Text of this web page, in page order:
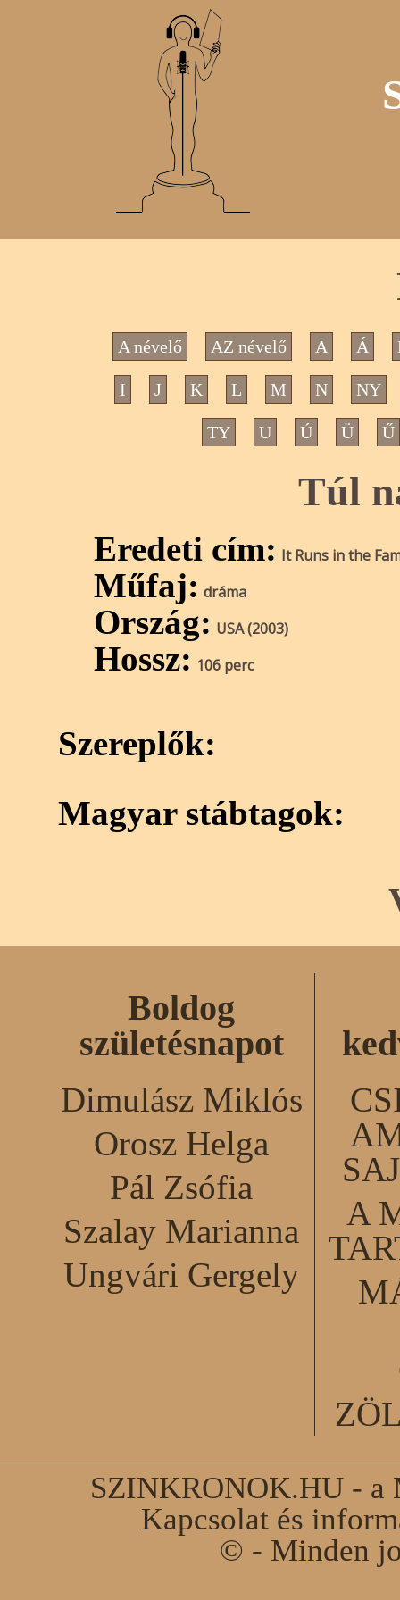
A névelő AZ névelő A Á
I J K L M N NY
TY U Ú Ü Ű
Túl
Eredeti cím: It Runs in the
Műfaj: dráma
Ország: USA (2003)
Hossz: 106 perc
Szereplők:
Magyar stábtagok:
Boldog
születésnapot
Dimulász Miklós
Orosz Helga
Pál Zsófia
Szalay Marianna
Ungvári Gergely
A
SZINKRONOK.HU - a
Kapcsolat és
© - Minden